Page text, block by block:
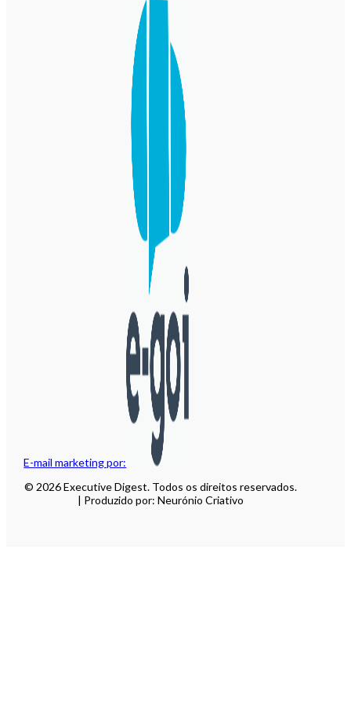
E-mail marketing por:
© 2026 Executive Digest. Todos os direitos reservados.
| Produzido por: Neurónio Criativo